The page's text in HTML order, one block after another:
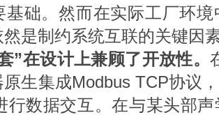
基础。然而在实际工厂环
是制约系统互联的关键因
”在设计上兼顾了开放性。
生集成Modbus TCP协议
行数据交互。在与某头部